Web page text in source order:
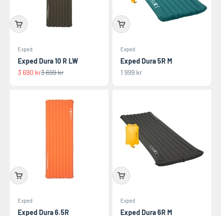
Exped
Exped Dura 10 R LW
REA-pris
3 690 krPris
3 699 kr
Exped
Exped Dura 5R M
REA-pris
1 999 kr
Exped
Exped Dura 6.5R
Exped
Exped Dura 6R M